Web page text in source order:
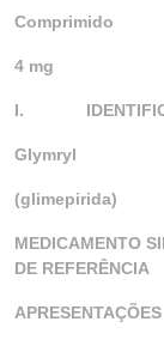
Comprimido
4 mg
I.
Glymryl
(glimepirida)
MEDICAMENTO
DE REFERÊNCIA
APRESENTAÇÕES